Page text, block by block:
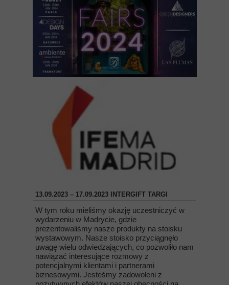
13.09.2023 – 17.09.2023 INTERGIFT TARGI
W tym roku mieliśmy okazję uczestniczyć w
wydarzeniu w Madrycie, gdzie
prezentowaliśmy nasze produkty na stoisku
wystawowym. Nasze stoisko przyciągnęło
uwagę wielu odwiedzających, co pozwoliło nam
nawiązać interesujące rozmowy z
potencjalnymi klientami i partnerami
biznesowymi. Jesteśmy zadowoleni z